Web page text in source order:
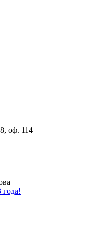
оф. 114
года!